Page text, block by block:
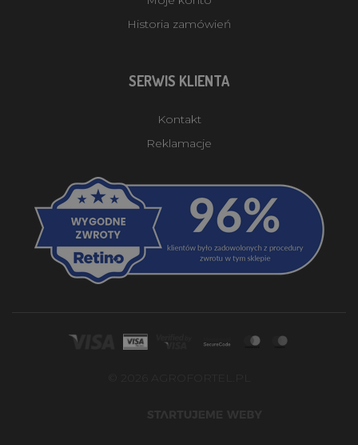
Historia zamówień
SERWIS KLIENTA
Kontakt
Reklamacje